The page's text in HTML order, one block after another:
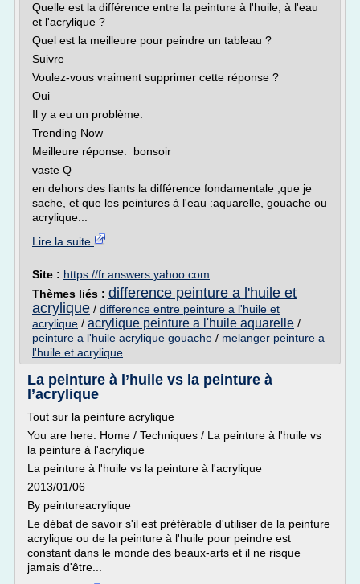
Quelle est la différence entre la peinture à l'huile, à l'eau
et l'acrylique ?
Quel est la meilleure pour peindre un tableau ?
Suivre
Voulez-vous vraiment supprimer cette réponse ?
Oui
Il y a eu un problème.
Trending Now
Meilleure réponse: bonsoir
vaste Q
en dehors des liants la différence fondamentale ,que je
sache, et que les peintures à l'eau :aquarelle, gouache ou
acrylique...
Lire la suite
Site : https://fr.answers.yahoo.com
Thèmes liés : difference peinture a l'huile et
acrylique / difference entre peinture a l'huile et
acrylique / acrylique peinture a l'huile aquarelle /
peinture a l'huile acrylique gouache / melanger peinture a
l'huile et acrylique
La peinture à l’huile vs la peinture à
l’acrylique
Tout sur la peinture acrylique
You are here: Home / Techniques / La peinture à l'huile vs
la peinture à l'acrylique
La peinture à l'huile vs la peinture à l'acrylique
2013/01/06
By peintureacrylique
Le débat de savoir s'il est préférable d'utiliser de la peinture
acrylique ou de la peinture à l'huile pour peindre est
constant dans le monde des beaux-arts et il ne risque
jamais d'être...